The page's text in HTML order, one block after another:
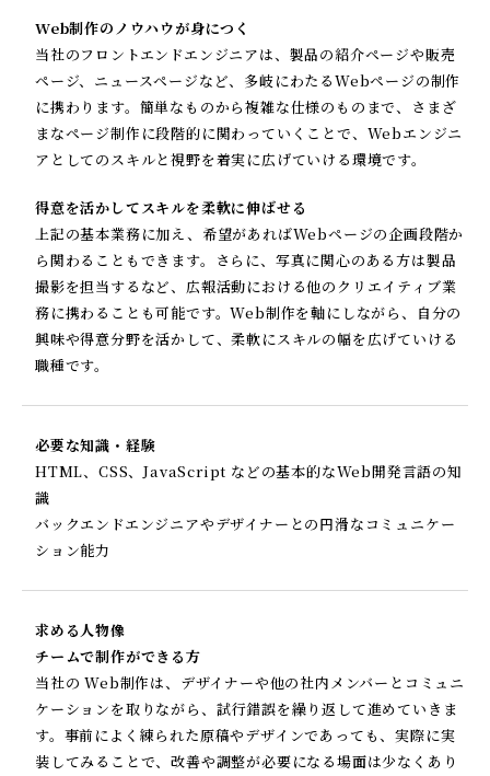
Web制作のノウハウが身につく
当社のフロントエンドエンジニアは、製品の紹介ページや販売
ページ、ニュースページなど、多岐にわたるWebページの制作
に携わります。簡単なものから複雑な仕様のものまで、さまざ
まなページ制作に段階的に関わっていくことで、Webエンジニ
アとしてのスキルと視野を着実に広げていける環境です。
得意を活かしてスキルを柔軟に伸ばせる
上記の基本業務に加え、希望があればWebページの企画段階か
ら関わることもできます。さらに、写真に関心のある方は製品
撮影を担当するなど、広報活動における他のクリエイティブ業
務に携わることも可能です。Web制作を軸にしながら、自分の
興味や得意分野を活かして、柔軟にスキルの幅を広げていける
職種です。
必要な知識・経験
HTML、CSS、JavaScript などの基本的なWeb開発言語の知
識
バックエンドエンジニアやデザイナーとの円滑なコミュニケー
ション能力
求める人物像
チームで制作ができる方
当社の Web制作は、デザイナーや他の社内メンバーとコミュニ
ケーションを取りながら、試行錯誤を繰り返して進めていきま
す。事前によく練られた原稿やデザインであっても、実際に実
装してみることで、改善や調整が必要になる場面は少なくあり